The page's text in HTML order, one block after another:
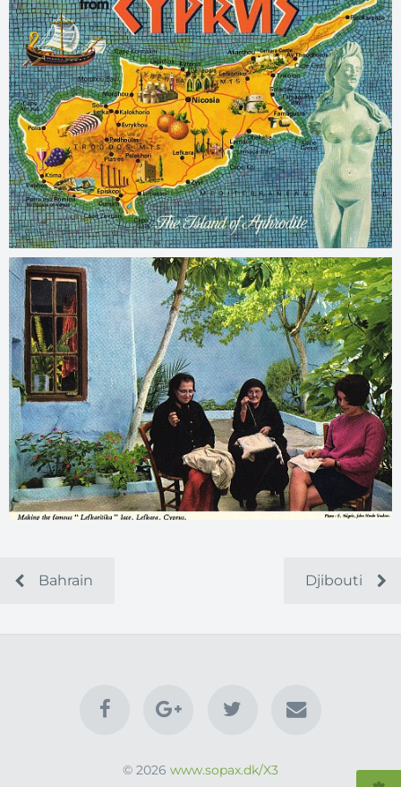
Bahrain Djibouti
© 2026 www.sopax.dk/X3